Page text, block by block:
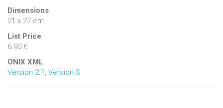
Dimensions
21 x 27 cm
List Price
6.90 €
ONIX XML
Version 2.1 Version 3